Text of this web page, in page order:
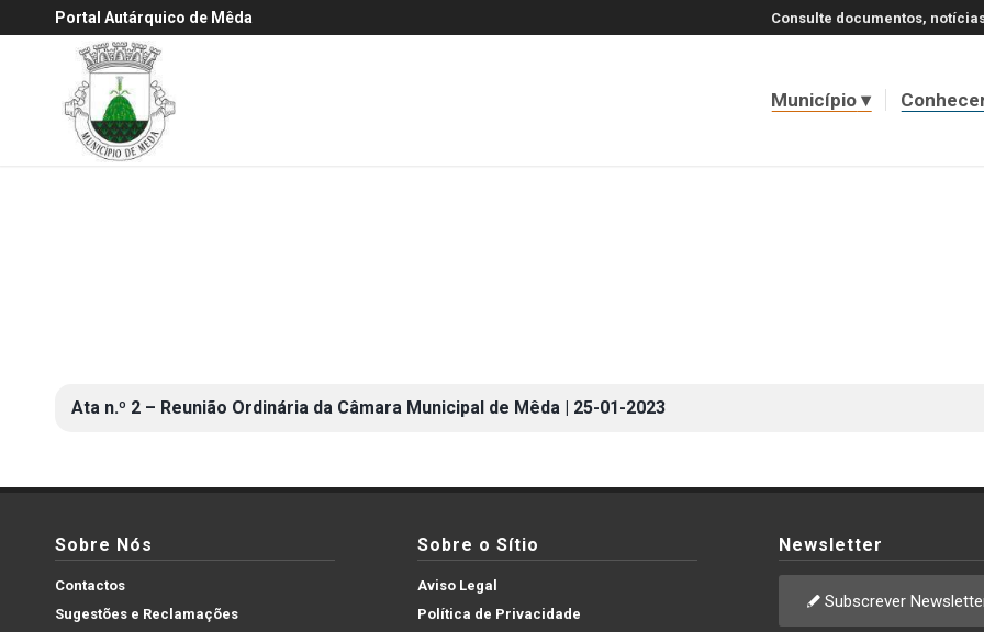
Portal Autárquico de Mêda Consulte documentos,
Município
Ata n.º 2 – Reunião Ordinária da Câmara Municipal de Mêda | 25-01-2023
Sobre Nós
Contactos
Sugestões e Reclamações
Sobre o Sítio
Aviso Legal
Política de Privacidade
Newsletter
Subscrever